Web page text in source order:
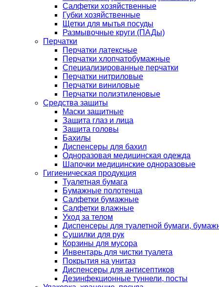
Салфетки хозяйственные
Губки хозяйственные
Щетки для мытья посуды
Размывочные круги (ПАДы)
Перчатки
Перчатки латексные
Перчатки хлопчатобумажные
Специализированные перчатки
Перчатки нитриловые
Перчатки виниловые
Перчатки полиэтиленовые
Средства защиты
Маски защитные
Защита глаз и лица
Защита головы
Бахилы
Диспенсеры для бахил
Одноразовая медицинская одежда
Шапочки медицинские одноразовые
Гигиеническая продукция
Туалетная бумага
Бумажные полотенца
Салфетки бумажные
Салфетки влажные
Уход за телом
Диспенсеры для туалетной бумаги,
Сушилки для рук
Корзины для мусора
Инвентарь для чистки туалета
Покрытия на унитаз
Диспенсеры для антисептиков
Дезинфекционные туннели, посты